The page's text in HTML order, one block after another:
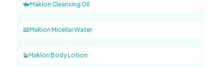
Maklon Cleansing Oil
Maklon Micellar Water
Maklon Body Lotion